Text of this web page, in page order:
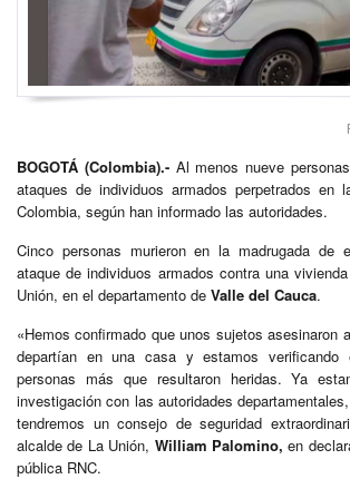
BOGOTÁ (Colombia).- Al menos nueve
ataques de individuos armados perpetrados en
Colombia, según han informado las autoridades.
Cinco personas murieron en la madrugada de
ataque de individuos armados contra una
Unión, en el departamento de Valle del Cauca.
«Hemos confirmado que unos sujetos asesinaron
departían en una casa y estamos
personas más que resultaron heridas. Ya
investigación con las autoridades
tendremos un consejo de seguridad
alcalde de La Unión, William Palomino, en
pública RNC.